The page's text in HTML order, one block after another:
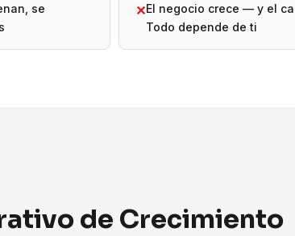
se
✕El negocio crece — y el
Todo depende de ti
de Crecimiento